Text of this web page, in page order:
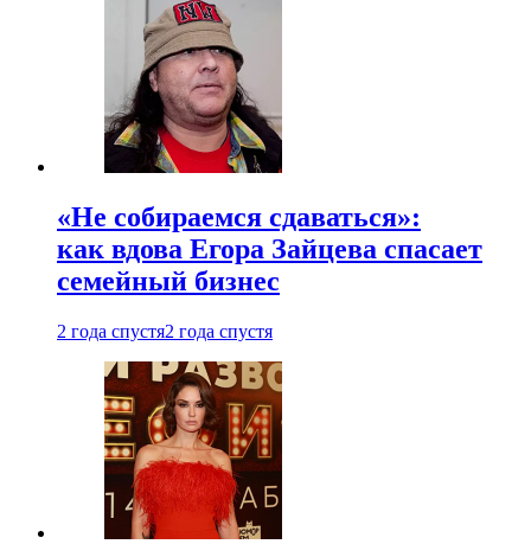
«Не собираемся сдаваться»:
как вдова Егора Зайцева спасает
семейный бизнес
2 года спустя2 года спустя